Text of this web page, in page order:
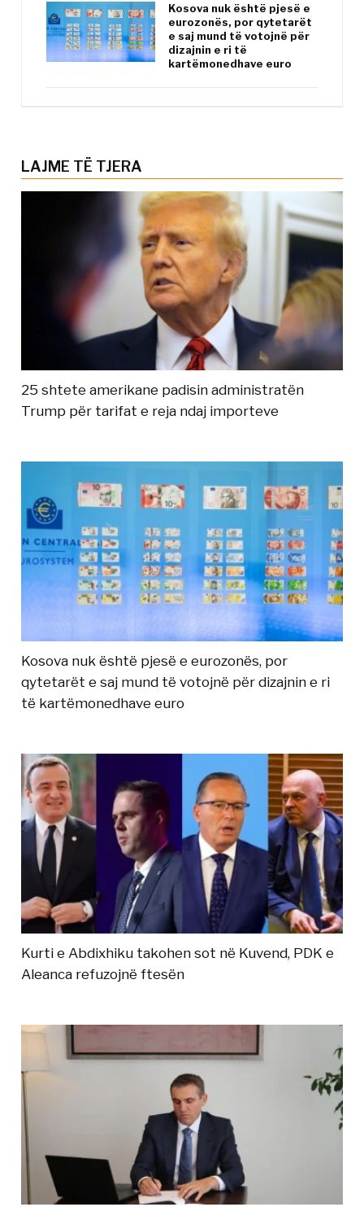
Kosova nuk është pjesë e
eurozonës, por qytetarët
e saj mund të votojnë për
dizajnin e ri të
kartëmonedhave euro
LAJME TË TJERA
25 shtete amerikane padisin administratën
Trump për tarifat e reja ndaj importeve
Kosova nuk është pjesë e eurozonës, por
qytetarët e saj mund të votojnë për dizajnin e ri
të kartëmonedhave euro
Kurti e Abdixhiku takohen sot në Kuvend, PDK e
Aleanca refuzojnë ftesën